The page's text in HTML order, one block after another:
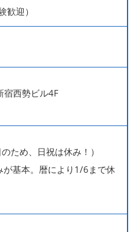
歓迎）
宿西勢ビル4F
ため、日祝は休み！）
基本。暦により1/6まで休